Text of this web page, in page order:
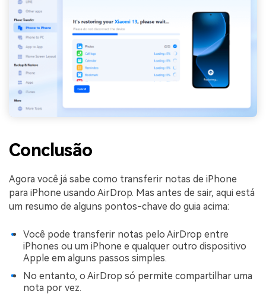
Conclusão
Agora você já sabe como transferir notas de iPhone
para iPhone usando AirDrop. Mas antes de sair, aqui está
um resumo de alguns pontos-chave do guia acima:
Você pode transferir notas pelo AirDrop entre
iPhones ou um iPhone e qualquer outro dispositivo
Apple em alguns passos simples.
No entanto, o AirDrop só permite compartilhar uma
nota por vez.